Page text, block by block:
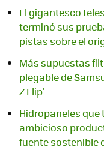
El gigantesco
terminó sus
pistas sobre el
Más supuestas
plegable de
Z Flip'
Hidropaneles que
ambicioso
fuente sostenible